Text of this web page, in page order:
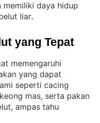
memiliki daya hidup
liar.
yang Tepat
memengaruhi
yang dapat
seperti cacing
mas, serta pakan
ampas tahu